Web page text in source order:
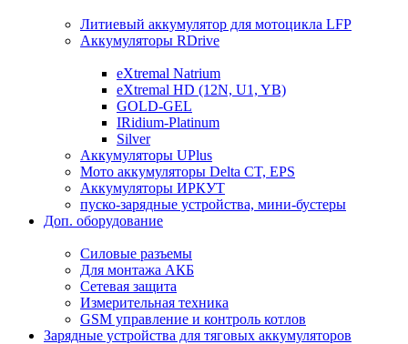
Литиевый аккумулятор для мотоцикла LFP
Аккумуляторы RDrive
eXtremal Natrium
eXtremal HD (12N, U1, YB)
GOLD-GEL
IRidium-Platinum
Silver
Аккумуляторы UPlus
Мото аккумуляторы Delta CT, EPS
Аккумуляторы ИРКУТ
пуско-зарядные устройства, мини-бустеры
Доп. оборудование
Силовые разъемы
Для монтажа АКБ
Сетевая защита
Измерительная техника
GSM управление и контроль котлов
Зарядные устройства для тяговых аккумуляторов